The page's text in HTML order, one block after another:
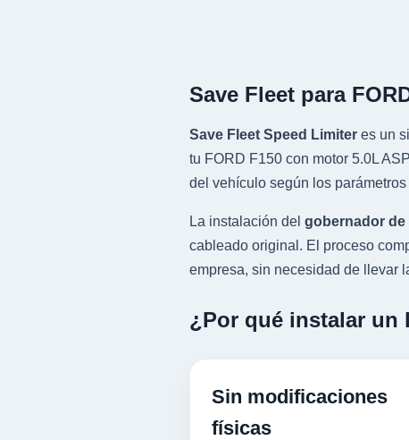
Save Fleet para
Save Fleet Speed Limiter es un
tu FORD F150 con motor 5.0L
del vehículo según los
La instalación del gobernador de
cableado original. El proceso
empresa, sin necesidad de llevar
¿Por qué instalar un
Sin modificaciones
físicas